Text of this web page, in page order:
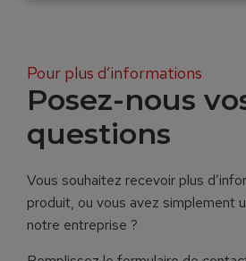
Pour plus d’informations
Posez-nous
questions
Vous souhaitez recevoir plus
produit, ou vous avez simplement
notre entreprise ?